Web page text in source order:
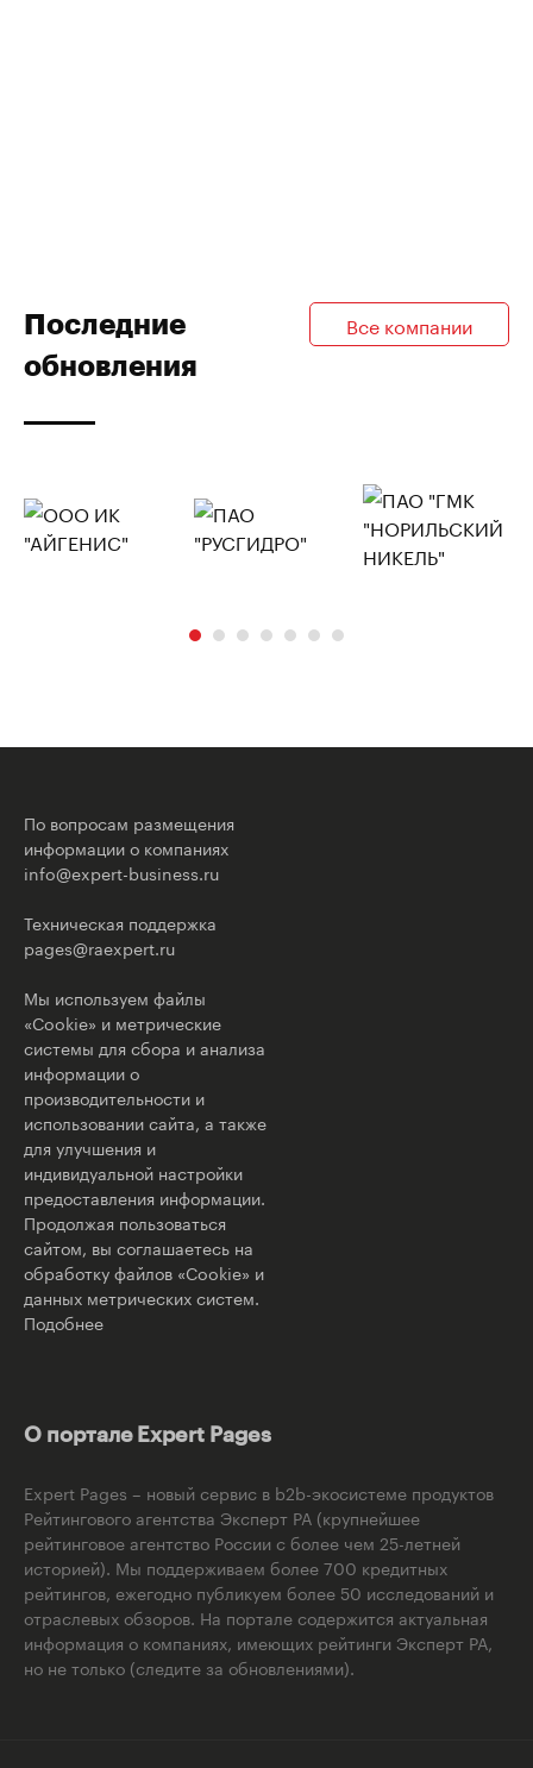
Последние
обновления
Все компании
По вопросам размещения
информации о компаниях
info@expert-business.ru
Техническая поддержка
pages@raexpert.ru
Мы используем файлы
«Cookie» и метрические
системы для сбора и анализа
информации о
производительности и
использовании сайта, а также
для улучшения и
индивидуальной настройки
предоставления информации.
Продолжая пользоваться
сайтом, вы соглашаетесь на
обработку файлов «Cookie» и
данных метрических систем.
Подобнее
О портале Expert Pages
Expert Pages – новый сервис в b2b-экосистеме продуктов
Рейтингового агентства Эксперт РА (крупнейшее
рейтинговое агентство России с более чем 25-летней
историей). Мы поддерживаем более 700 кредитных
рейтингов, ежегодно публикуем более 50 исследований и
отраслевых обзоров. На портале содержится актуальная
информация о компаниях, имеющих рейтинги Эксперт РА,
но не только (следите за обновлениями).